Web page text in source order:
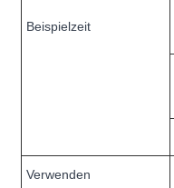
Beispielzeit
Verwenden